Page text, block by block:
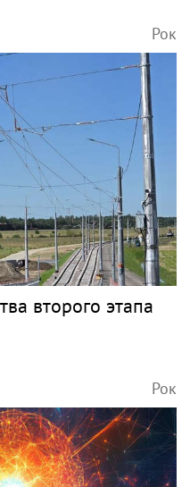
Рок
второго этапа
Рок